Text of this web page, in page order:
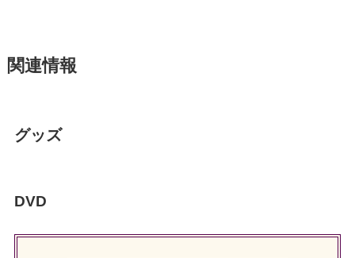
関連情報
グッズ
DVD